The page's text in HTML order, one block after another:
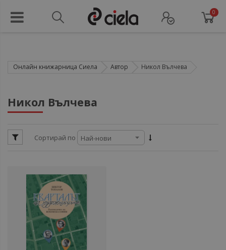
0
Онлайн книжарница Сиела Автор Никол Вълчева
Никол Вълчева
Сортирай по